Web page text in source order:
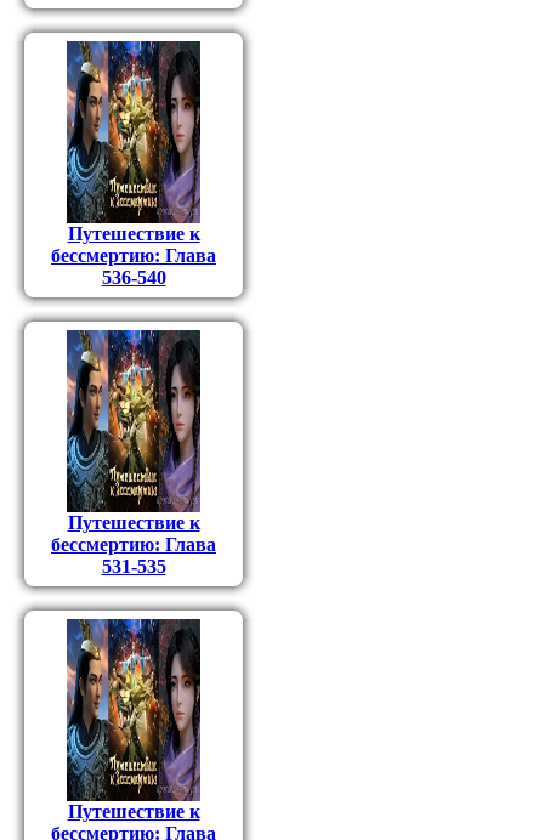
Путешествие к
бессмертию: Глава
536-540
Путешествие к
бессмертию: Глава
531-535
Путешествие к
бессмертию: Глава